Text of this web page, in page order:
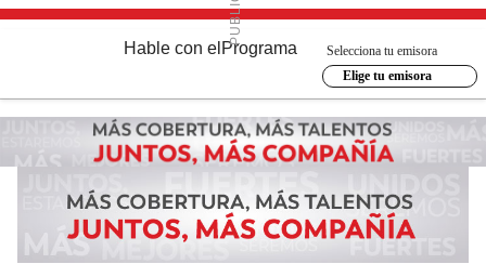
Hable con el Programa
Selecciona tu emisora
Elige tu emisora